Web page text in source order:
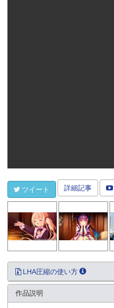
ツイート 詳細記事
LHA圧縮の使い方
作品説明